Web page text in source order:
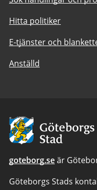
Hitta politiker
E-tjänster och
Anställd
Avsändare:
Göteborgs
Stad
goteborg.seär
Göteborgs Stads